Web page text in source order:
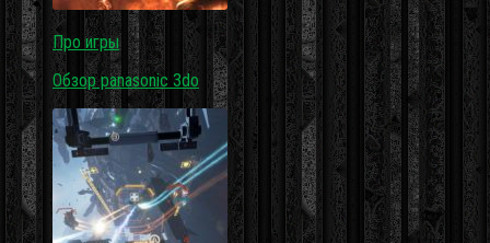
Про игры
Обзор panasonic 3do